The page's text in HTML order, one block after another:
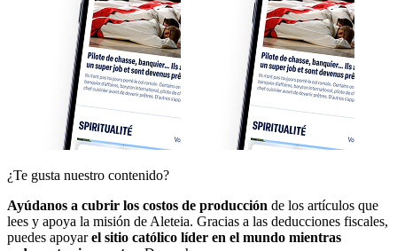
¿Te gusta nuestro contenido?
Ayúdanos a cubrir los costos de producción de los artículos que
lees y apoya la misión de Aleteia. Gracias a las deducciones fiscales,
puedes apoyarel sitio católico líder en el mundo mientras